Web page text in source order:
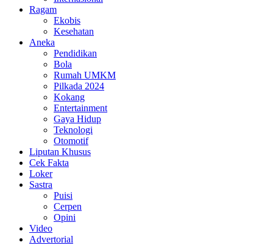
Ragam
Ekobis
Kesehatan
Aneka
Pendidikan
Bola
Rumah UMKM
Pilkada 2024
Kokang
Entertainment
Gaya Hidup
Teknologi
Otomotif
Liputan Khusus
Cek Fakta
Loker
Sastra
Puisi
Cerpen
Opini
Video
Advertorial